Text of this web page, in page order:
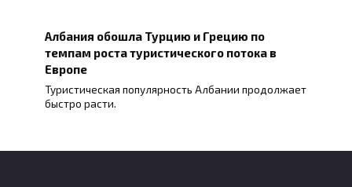
Албания обошла Турцию и Грецию по
темпам роста туристического потока в
Европе
Туристическая популярность Албании продолжает
быстро расти.